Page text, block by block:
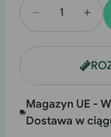
Zmniejsz
MT
dla
UK-
F28
Magazyn UE -
Dostawa w